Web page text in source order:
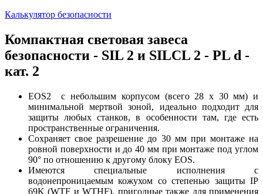
Калькулятор безопасности
Компактная световая завеса
безопасности - SIL 2 и SILCL 2 - PL d -
кат. 2
EOS2 с небольшим корпусом (всего 28 x 30 мм) и
минимальной мертвой зоной, идеально подходит для
защиты любых станков, в особенности там, где есть
пространственные ограничения.
Сохраняет свое разрешение до 30 мм при монтаже на
ровной поверхности и до 40 мм при монтаже под углом
90° по отношению к другому блоку EOS.
Имеются специальные исполнения с
водонепроницаемым кожухом со степенью защиты IP
69K (WTF и WTHF), пригодные также для применения